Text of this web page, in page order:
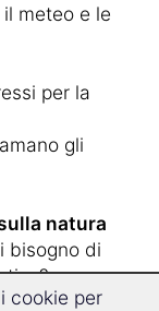
meteo e le
per la
gli
natura
bisogno di
cookie per